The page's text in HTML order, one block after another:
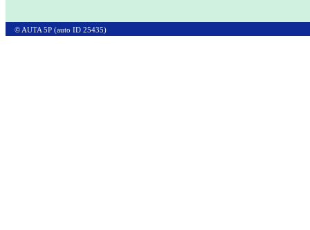
© AUTA 5P (auto ID 25435)